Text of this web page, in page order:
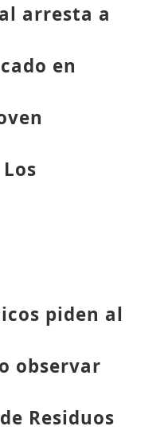
arresta a
en
piden al
observar
Residuos